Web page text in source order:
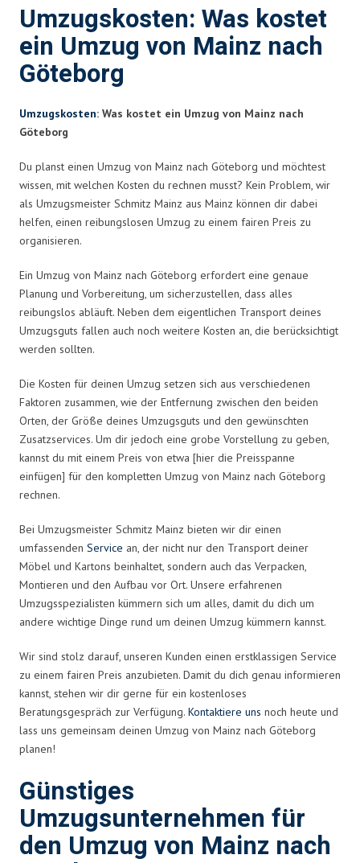
Umzugskosten: Was kostet
ein Umzug von Mainz nach
Göteborg
Umzugskosten: Was kostet ein Umzug von Mainz nach
Göteborg
Du planst einen Umzug von Mainz nach Göteborg und möchtest
wissen, mit welchen Kosten du rechnen musst? Kein Problem, wir
als Umzugsmeister Schmitz Mainz aus Mainz können dir dabei
helfen, einen reibungslosen Umzug zu einem fairen Preis zu
organisieren.
Ein Umzug von Mainz nach Göteborg erfordert eine genaue
Planung und Vorbereitung, um sicherzustellen, dass alles
reibungslos abläuft. Neben dem eigentlichen Transport deines
Umzugsguts fallen auch noch weitere Kosten an, die berücksichtigt
werden sollten.
Die Kosten für deinen Umzug setzen sich aus verschiedenen
Faktoren zusammen, wie der Entfernung zwischen den beiden
Orten, der Größe deines Umzugsguts und den gewünschten
Zusatzservices. Um dir jedoch eine grobe Vorstellung zu geben,
kannst du mit einem Preis von etwa [hier die Preisspanne
einfügen] für den kompletten Umzug von Mainz nach Göteborg
rechnen.
Bei Umzugsmeister Schmitz Mainz bieten wir dir einen
umfassenden Service an, der nicht nur den Transport deiner
Möbel und Kartons beinhaltet, sondern auch das Verpacken,
Montieren und den Aufbau vor Ort. Unsere erfahrenen
Umzugsspezialisten kümmern sich um alles, damit du dich um
andere wichtige Dinge rund um deinen Umzug kümmern kannst.
Wir sind stolz darauf, unseren Kunden einen erstklassigen Service
zu einem fairen Preis anzubieten. Damit du dich genau informieren
kannst, stehen wir dir gerne für ein kostenloses
Beratungsgespräch zur Verfügung. Kontaktiere uns noch heute und
lass uns gemeinsam deinen Umzug von Mainz nach Göteborg
planen!
Günstiges
Umzugsunternehmen für
den Umzug von Mainz nach